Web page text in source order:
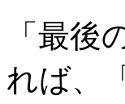
「最
れば、